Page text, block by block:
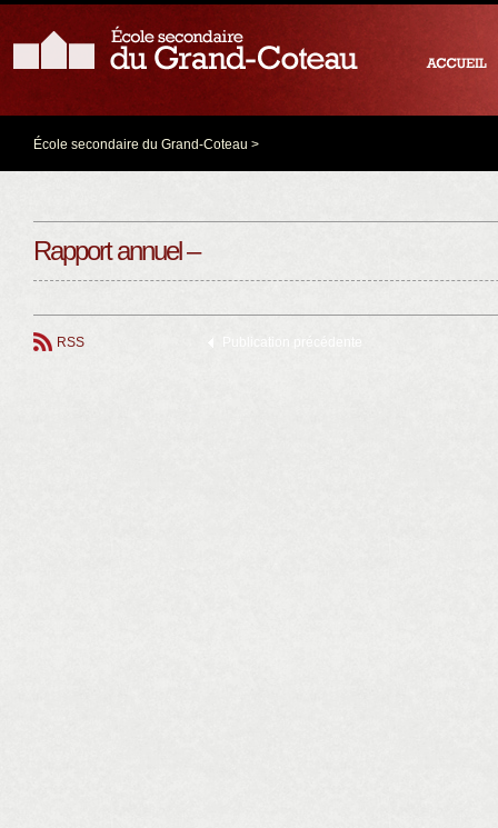
École secondaire du Grand-Coteau >
Rapport annuel –
RSS Publication précédente